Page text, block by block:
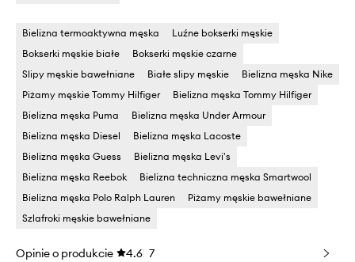
Bielizna termoaktywna męska
Luźne bokserki męskie
Bokserki męskie białe
Bokserki męskie czarne
Slipy męskie bawełniane
Białe slipy męskie
Bielizna męska Nike
Piżamy męskie Tommy Hilfiger
Bielizna męska Tommy Hilfiger
Bielizna męska Puma
Bielizna męska Under Armour
Bielizna męska Diesel
Bielizna męska Lacoste
Bielizna męska Guess
Bielizna męska Levi's
Bielizna męska Reebok
Bielizna techniczna męska Smartwool
Bielizna męska Polo Ralph Lauren
Piżamy męskie bawełniane
Szlafroki męskie bawełniane
Opinie o produkcie 4.6 7